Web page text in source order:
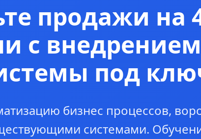
продажи на
с внедрением
под
бизнес процессов,
системами.